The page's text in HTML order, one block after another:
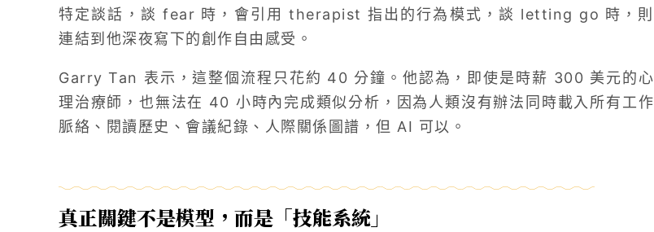
特定談話，談 fear 時，會引用 therapist 指出的行為模式，談 letting go 時，則
連結到他深夜寫下的創作自由感受。
Garry Tan 表示，這整個流程只花約 40 分鐘。他認為，即使是時薪 300 美元的心
理治療師，也無法在 40 小時內完成類似分析，因為人類沒有辦法同時載入所有工作
脈絡、閱讀歷史、會議紀錄、人際關係圖譜，但 AI 可以。
真正關鍵不是模型，而是「技能系統」